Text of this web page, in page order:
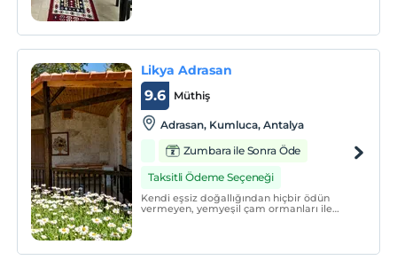
Likya Adrasan
Müthiş
9.6
Adrasan, Kumluca, Antalya
Zumbara ile Sonra Öde
Taksitli Ödeme Seçeneği
Kendi eşsiz doğallığından hiçbir ödün
vermeyen, yemyeşil çam ormanları ile
Adrasan'da konaklayarak tecrübe